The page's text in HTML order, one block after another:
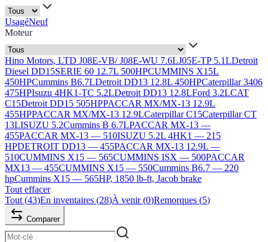
UsagéNeuf
Moteur
Hino Motors, LTD J08E-VB/ J08E-WU 7.6LJ05E-TP 5.1LDetroit
Diesel DD15SERIE 60 12.7L 500HPCUMMINS X15L
450HPCummins B6.7LDetroit DD13 12.8L 450HPCaterpillar 3406
475HPIsuzu 4HK1-TC 5.2LDetroit DD13 12.8LFord 3.2LCAT
C15Detroit DD15 505HPPACCAR MX/MX-13 12.9L
455HPPACCAR MX/MX-13 12.9LCaterpillar C15Caterpillar CT
13LISUZU 5.2Cummins B 6.7LPACCAR MX-13 —
455PACCAR MX-13 — 510ISUZU 5.2L 4HK1 — 215
HPDETROIT DD13 — 455PACCAR MX-13 12.9L —
510CUMMINS X15 — 565CUMMINS ISX — 500PACCAR
MX13 — 455CUMMINS X15 — 550Cummins B6.7 — 220
hpCummins X15 — 565HP, 1850 lb-ft, Jacob brake
Tout effacer
Tout (43)En inventaires (28)À venir (0)Remorques (5)
Comparer